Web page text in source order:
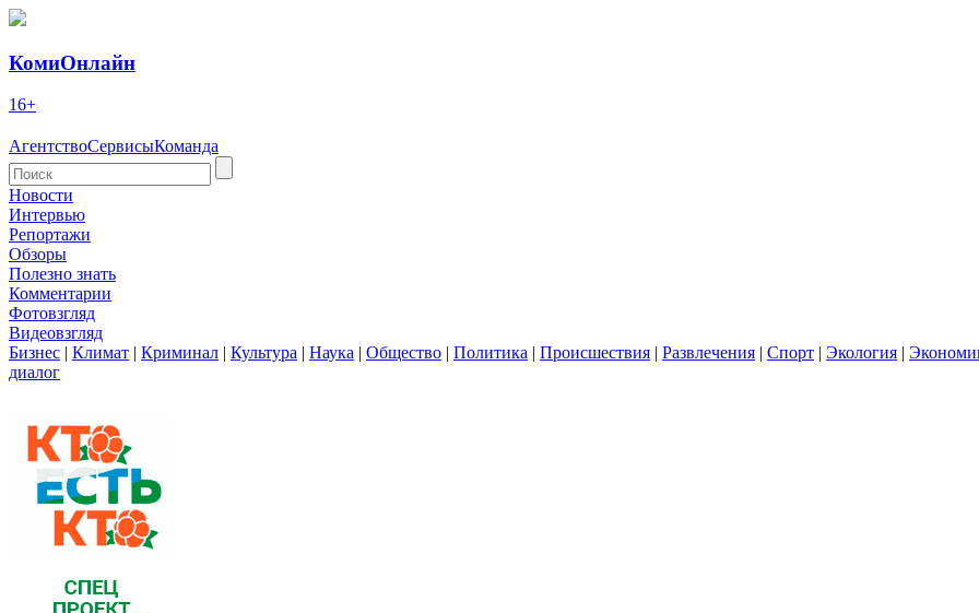
КомиОнлайн
16+
АгентствоСервисыКоманда
Новости
Интервью
Репортажи
Обзоры
Полезно знать
Комментарии
Фотовзгляд
Видеовзгляд
Бизнес | Климат | Криминал | Культура | Наука | Общество | Политика | Происшествия | Развлечения | Спорт | Экология |
диалог